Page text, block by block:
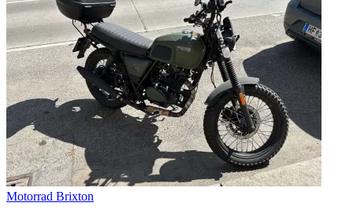
Motorrad Brixton